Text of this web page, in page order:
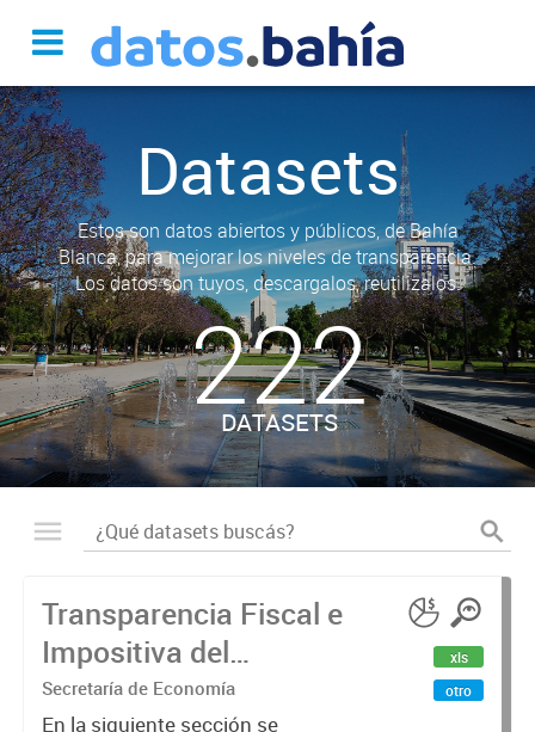
Datasets
Estos son datos abiertos y públicos, de Bahía
Blanca, para mejorar los niveles de transparencia.
Los datos son tuyos, descargalos, reutilizalos.
222
DATASETS
Transparencia Fiscal e
Impositiva del
Municipio. Año 2023
Secretaría de Economía
En la siguiente sección se
xls
otro